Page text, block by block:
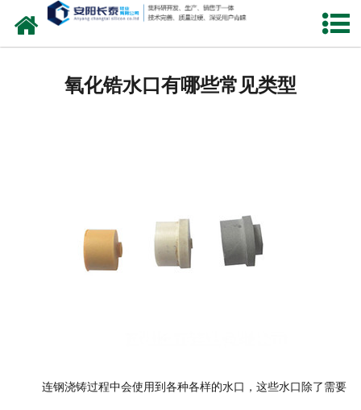
网站首页
产品中心
新闻中心
氧化锆水口有哪些常见类型
连钢浇铸过程中会使用到各种各样的水口，这些水口除了需要